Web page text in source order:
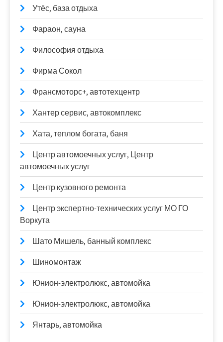
Утёс, база отдыха
Фараон, сауна
Философия отдыха
Фирма Сокол
Франсмоторс+, автотехцентр
Хантер сервис, автокомплекс
Хата, теплом богата, баня
Центр автомоечных услуг, Центр
автомоечных услуг
Центр кузовного ремонта
Центр экспертно-технических услуг МО ГО
Воркута
Шато Мишель, банный комплекс
Шиномонтаж
Юнион-электролюкс, автомойка
Юнион-электролюкс, автомойка
Янтарь, автомойка